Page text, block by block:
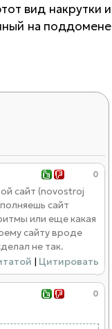
вид накрутки и
на поддомене
0
сайт (novostroj
сайт
или еще какая
сайту вроде
не так.
| Цитировать
0